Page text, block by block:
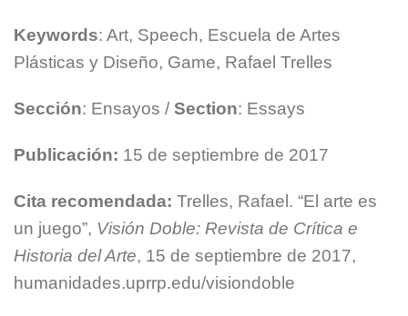
Keywords: Art, Speech, Escuela de Artes
Plásticas y Diseño, Game, Rafael Trelles
Sección: Ensayos / Section: Essays
Publicación: 15 de septiembre de 2017
Cita recomendada: Trelles, Rafael. “El arte es
un juego”, Visión Doble: Revista de Crítica e
Historia del Arte, 15 de septiembre de 2017,
humanidades.uprrp.edu/visiondoble